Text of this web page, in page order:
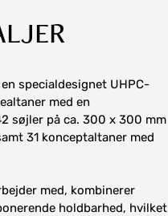
specialdesignet UHPC-
med en
søjler på ca. 300 x 300 mm
31 konceptaltaner med
med, kombinerer
holdbarhed, hvilket